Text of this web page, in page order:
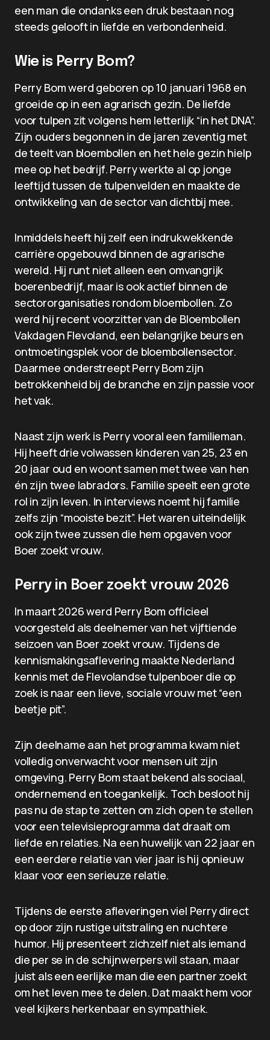
een man die ondanks een druk bestaan nog
steeds gelooft in liefde en verbondenheid.
Wie is Perry Bom?
Perry Bom werd geboren op 10 januari 1968 en
groeide op in een agrarisch gezin. De liefde
voor tulpen zit volgens hem letterlijk “in het DNA”.
Zijn ouders begonnen in de jaren zeventig met
de teelt van bloembollen en het hele gezin hielp
mee op het bedrijf. Perry werkte al op jonge
leeftijd tussen de tulpenvelden en maakte de
ontwikkeling van de sector van dichtbij mee.
Inmiddels heeft hij zelf een indrukwekkende
carrière opgebouwd binnen de agrarische
wereld. Hij runt niet alleen een omvangrijk
boerenbedrijf, maar is ook actief binnen de
sectororganisaties rondom bloembollen. Zo
werd hij recent voorzitter van de Bloembollen
Vakdagen Flevoland, een belangrijke beurs en
ontmoetingsplek voor de bloembollensector.
Daarmee onderstreept Perry Bom zijn
betrokkenheid bij de branche en zijn passie voor
het vak.
Naast zijn werk is Perry vooral een familieman.
Hij heeft drie volwassen kinderen van 25, 23 en
20 jaar oud en woont samen met twee van hen
én zijn twee labradors. Familie speelt een grote
rol in zijn leven. In interviews noemt hij familie
zelfs zijn “mooiste bezit”. Het waren uiteindelijk
ook zijn twee zussen die hem opgaven voor
Boer zoekt vrouw.
Perry in Boer zoekt vrouw 2026
In maart 2026 werd Perry Bom officieel
voorgesteld als deelnemer van het vijftiende
seizoen van Boer zoekt vrouw. Tijdens de
kennismakingsaflevering maakte Nederland
kennis met de Flevolandse tulpenboer die op
zoek is naar een lieve, sociale vrouw met “een
beetje pit”.
Zijn deelname aan het programma kwam niet
volledig onverwacht voor mensen uit zijn
omgeving. Perry Bom staat bekend als sociaal,
ondernemend en toegankelijk. Toch besloot hij
pas nu de stap te zetten om zich open te stellen
voor een televisieprogramma dat draait om
liefde en relaties. Na een huwelijk van 22 jaar en
een eerdere relatie van vier jaar is hij opnieuw
klaar voor een serieuze relatie.
Tijdens de eerste afleveringen viel Perry direct
op door zijn rustige uitstraling en nuchtere
humor. Hij presenteert zichzelf niet als iemand
die per se in de schijnwerpers wil staan, maar
juist als een eerlijke man die een partner zoekt
om het leven mee te delen. Dat maakt hem voor
veel kijkers herkenbaar en sympathiek.